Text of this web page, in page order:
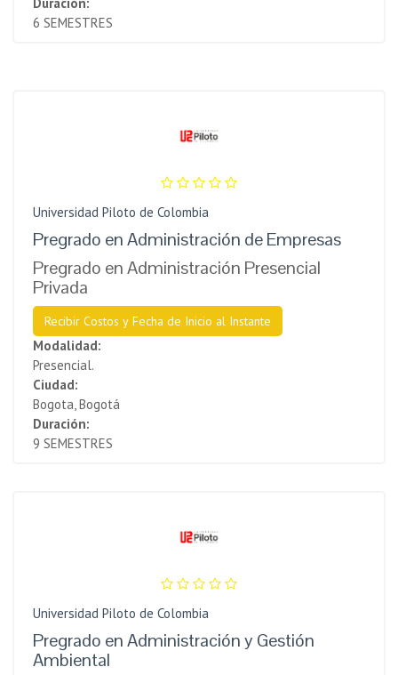
6 SEMESTRES
Universidad Piloto de Colombia
Pregrado en Administración de Empresas
Pregrado en Administración Presencial
Privada
Recibir Costos y Fecha de Inicio al Instante
Modalidad:
Presencial.
Ciudad:
Bogota, Bogotá
Duración:
9 SEMESTRES
Universidad Piloto de Colombia
Pregrado en Administración y Gestión
Ambiental